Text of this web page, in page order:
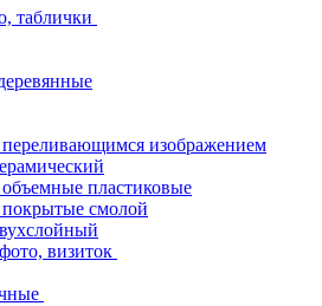
таблички
изображением
пластиковые
смолой
визиток